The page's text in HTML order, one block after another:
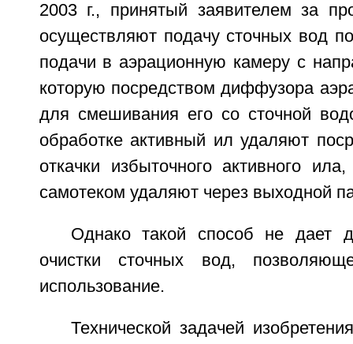
2003 г., принятый заявителем за
осуществляют подачу сточных вод
подачи в аэрационную камеру с
которую посредством диффузора
для смешивания его со сточной
обработке активный ил удаляют
откачки избыточного активного
самотеком удаляют через выходной
Однако такой способ не дает
очистки сточных вод,
использование.
Технической задачей